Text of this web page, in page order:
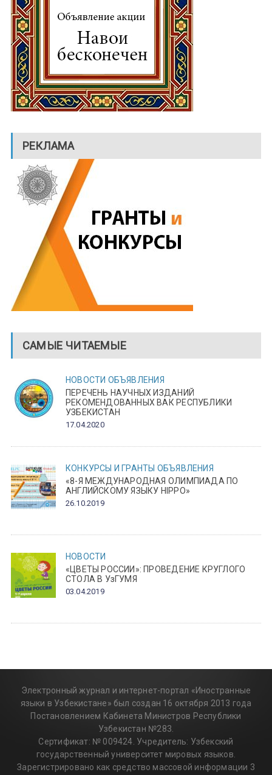
РЕКЛАМА
САМЫЕ ЧИТАЕМЫЕ
НОВОСТИ ОБЪЯВЛЕНИЯ
ПЕРЕЧЕНЬ НАУЧНЫХ ИЗДАНИЙ
РЕКОМЕНДОВАННЫХ ВАК РЕСПУБЛИКИ
УЗБЕКИСТАН
17.04.2020
КОНКУРСЫ И ГРАНТЫ ОБЪЯВЛЕНИЯ
«8-Я МЕЖДУНАРОДНАЯ ОЛИМПИАДА ПО
АНГЛИЙСКОМУ ЯЗЫКУ HIPPO»
26.10.2019
НОВОСТИ
«ЦВЕТЫ РОССИИ»: ПРОВЕДЕНИЕ КРУГЛОГО
СТОЛА В УзГУМЯ
03.04.2019
Электронный журнал и интернет-портал «Иностранные
языки в Узбекистане» был создан 16 октября 2013 года
Постановлением Кабинета Министров Республики
Узбекистан №283.
Сертификат: № 009424. Учредитель: Узбекский
государственный университет мировых языков.
Зарегистрировано как средство массовой информации 3